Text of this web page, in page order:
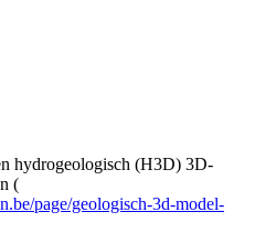
hydrogeologisch (H3D) 3D-
(
page/geologisch-3d-model-